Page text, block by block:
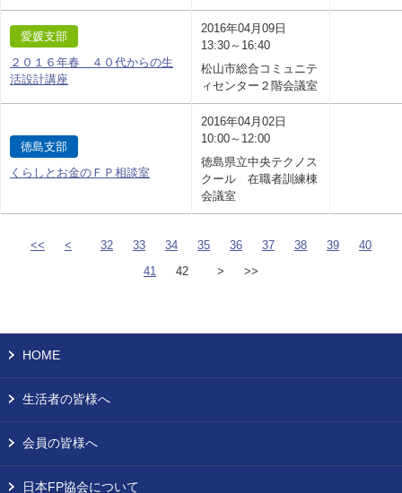
愛媛支部
２０１６年春 ４０代からの生
活設計講座
2016年04月09日
13:30～16:40
松山市総合コミュニテ
ィセンター２階会議室
徳島支部
くらしとお金のＦＰ相談室
2016年04月02日
10:00～12:00
徳島県立中央テクノス
クール 在職者訓練棟
会議室
<< < 32 33 34 35 36 37 38 39
40
41
42 > >>
HOME
生活者の皆様へ
会員の皆様へ
日本FP協会について